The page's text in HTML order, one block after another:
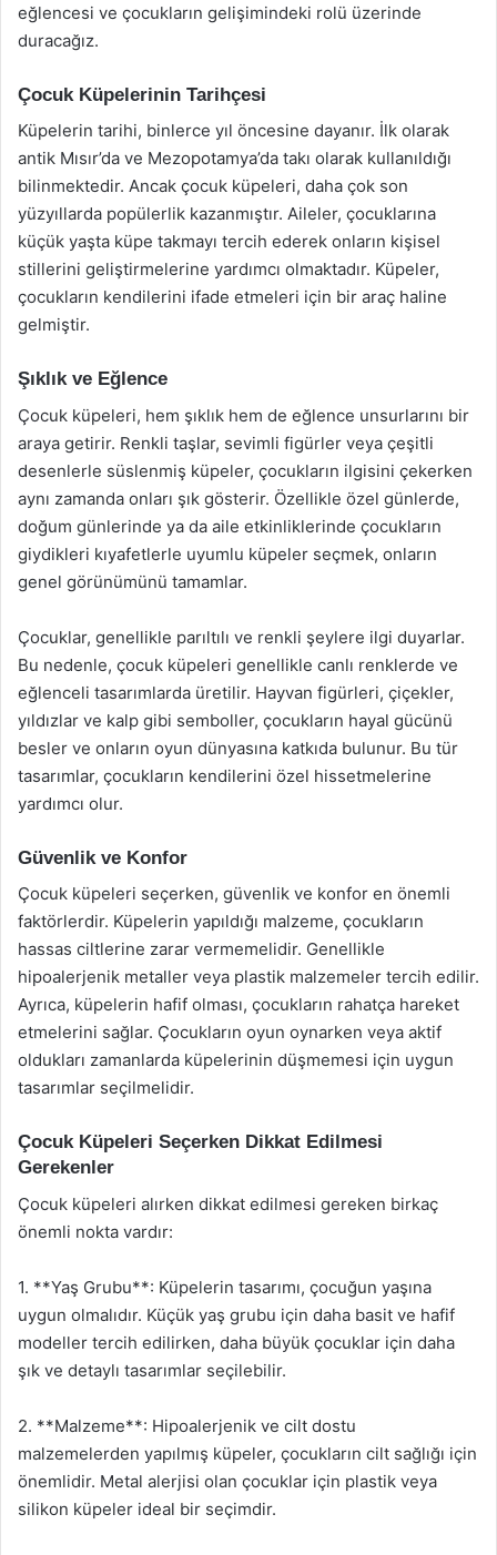
eğlencesi ve çocukların gelişimindeki rolü üzerinde
duracağız.
Çocuk Küpelerinin Tarihçesi
Küpelerin tarihi, binlerce yıl öncesine dayanır. İlk olarak
antik Mısır’da ve Mezopotamya’da takı olarak kullanıldığı
bilinmektedir. Ancak çocuk küpeleri, daha çok son
yüzyıllarda popülerlik kazanmıştır. Aileler, çocuklarına
küçük yaşta küpe takmayı tercih ederek onların kişisel
stillerini geliştirmelerine yardımcı olmaktadır. Küpeler,
çocukların kendilerini ifade etmeleri için bir araç haline
gelmiştir.
Şıklık ve Eğlence
Çocuk küpeleri, hem şıklık hem de eğlence unsurlarını bir
araya getirir. Renkli taşlar, sevimli figürler veya çeşitli
desenlerle süslenmiş küpeler, çocukların ilgisini çekerken
aynı zamanda onları şık gösterir. Özellikle özel günlerde,
doğum günlerinde ya da aile etkinliklerinde çocukların
giydikleri kıyafetlerle uyumlu küpeler seçmek, onların
genel görünümünü tamamlar.
Çocuklar, genellikle parıltılı ve renkli şeylere ilgi duyarlar.
Bu nedenle, çocuk küpeleri genellikle canlı renklerde ve
eğlenceli tasarımlarda üretilir. Hayvan figürleri, çiçekler,
yıldızlar ve kalp gibi semboller, çocukların hayal gücünü
besler ve onların oyun dünyasına katkıda bulunur. Bu tür
tasarımlar, çocukların kendilerini özel hissetmelerine
yardımcı olur.
Güvenlik ve Konfor
Çocuk küpeleri seçerken, güvenlik ve konfor en önemli
faktörlerdir. Küpelerin yapıldığı malzeme, çocukların
hassas ciltlerine zarar vermemelidir. Genellikle
hipoalerjenik metaller veya plastik malzemeler tercih edilir.
Ayrıca, küpelerin hafif olması, çocukların rahatça hareket
etmelerini sağlar. Çocukların oyun oynarken veya aktif
oldukları zamanlarda küpelerinin düşmemesi için uygun
tasarımlar seçilmelidir.
Çocuk Küpeleri Seçerken Dikkat Edilmesi
Gerekenler
Çocuk küpeleri alırken dikkat edilmesi gereken birkaç
önemli nokta vardır:
1. **Yaş Grubu**: Küpelerin tasarımı, çocuğun yaşına
uygun olmalıdır. Küçük yaş grubu için daha basit ve hafif
modeller tercih edilirken, daha büyük çocuklar için daha
şık ve detaylı tasarımlar seçilebilir.
2. **Malzeme**: Hipoalerjenik ve cilt dostu
malzemelerden yapılmış küpeler, çocukların cilt sağlığı için
önemlidir. Metal alerjisi olan çocuklar için plastik veya
silikon küpeler ideal bir seçimdir.